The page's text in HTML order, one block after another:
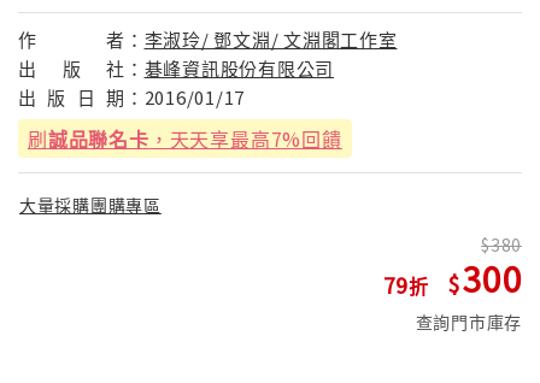
作 者： 李淑玲/ 鄧文淵/ 文淵閣工作室
出
版 社： 碁峰資訊股份有限公司
出 版 日 期： 2016/01/17
刷誠品聯名卡 ，天天享最高7%回饋
大量採購團購專區
79
380
300
查詢門市庫存